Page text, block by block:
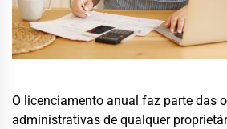
O licenciamento anual faz parte das
administrativas de qualquer